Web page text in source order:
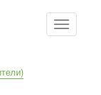
Toggle
navigation